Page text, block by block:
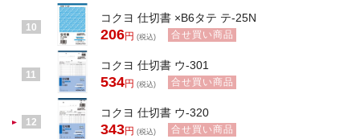
10
コクヨ 仕切書 ×B6タテ テ-25N
206円 (税込) 合せ買い商品
11
コクヨ 仕切書 ウ-301
534円 (税込) 合せ買い商品
12
コクヨ 仕切書 ウ-320
343円 (税込) 合せ買い商品